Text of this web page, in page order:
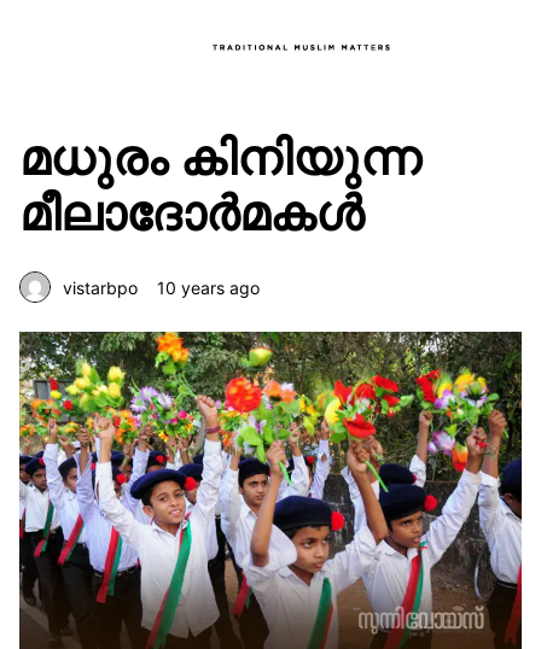
മധുരം കിനിയുന്ന
മീലാദോർമകൾ
vistarbpo 10 years ago